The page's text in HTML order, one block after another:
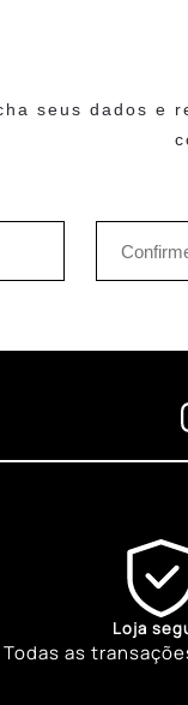
seus dados e
Loja
Todas as